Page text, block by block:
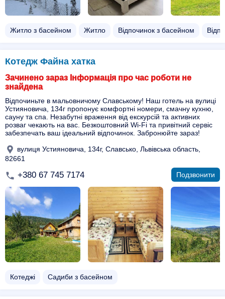
Житло з басейном​ Житло Відпочинок з басейном​
Котедж Файна хатка
Зачинено зараз Інформація про час роботи не
знайдена
Відпочиньте в мальовничому Славському! Наш готель на вулиці
Устияновича, 134г пропонує комфортні номери, смачну кухню,
сауну та спа. Незабутні враження від екскурсій та активних
розваг чекають на вас. Безкоштовний Wi-Fi та привітний сервіс
забезпечать ваш ідеальний відпочинок. Забронюйте зараз!
вулиця Устияновича, 134г, Славсько, Львівська область,
82661
+380 67 745 7174 Подзвонити
Котеджі Садиби з басейном